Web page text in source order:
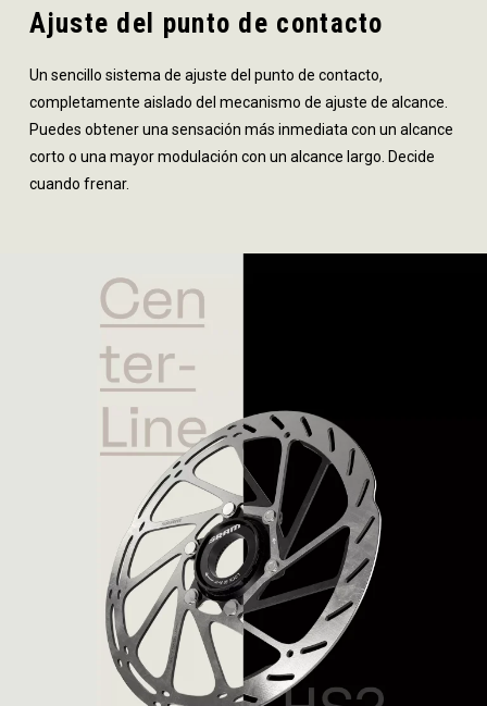
Ajuste del punto de contacto
Un sencillo sistema de ajuste del punto de contacto,
completamente aislado del mecanismo de ajuste de alcance.
Puedes obtener una sensación más inmediata con un alcance
corto o una mayor modulación con un alcance largo. Decide
cuando frenar.